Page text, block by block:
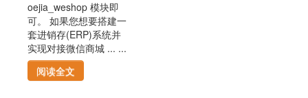
oejia_weshop 模块即
可。 如果您想要搭建一
套进销存(ERP)系统并
实现对接微信商城 ... ...
阅读全文